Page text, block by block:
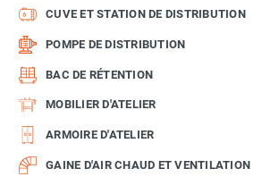
CUVE ET STATION DE DISTRIBUTION
POMPE DE DISTRIBUTION
BAC DE RÉTENTION
MOBILIER D'ATELIER
ARMOIRE D'ATELIER
GAINE D'AIR CHAUD ET VENTILATION